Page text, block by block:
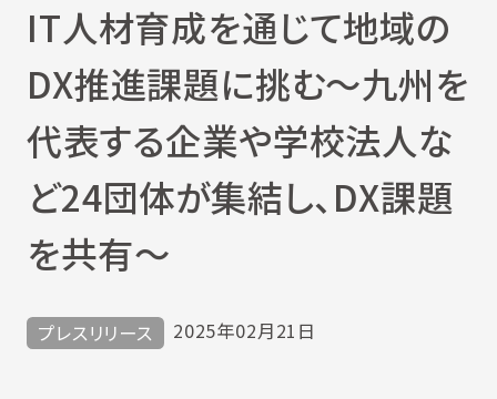
IT人材育成を通じて地域の
DX推進課題に挑む～九州を
代表する企業や学校法人な
ど24団体が集結し、DX課題
を共有～
プレスリリース 2025年02月21日